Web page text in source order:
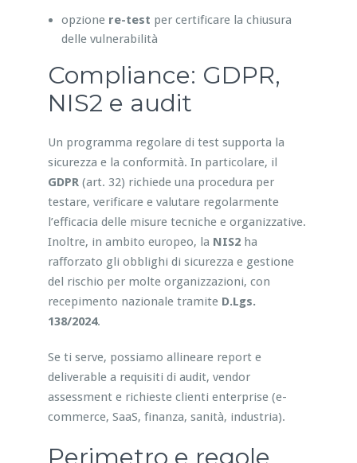
opzione re-test per certificare la chiusura
delle vulnerabilità
Compliance: GDPR,
NIS2 e audit
Un programma regolare di test supporta la
sicurezza e la conformità. In particolare, il
GDPR(art. 32) richiede una procedura per
testare, verificare e valutare regolarmente
l’efficacia delle misure tecniche e organizzative.
Inoltre, in ambito europeo, la NIS2ha
rafforzato gli obblighi di sicurezza e gestione
del rischio per molte organizzazioni, con
recepimento nazionale tramite D.Lgs.
138/2024.
Se ti serve, possiamo allineare report e
deliverable a requisiti di audit, vendor
assessment e richieste clienti enterprise (e-
commerce, SaaS, finanza, sanità, industria).
Perimetro e regole